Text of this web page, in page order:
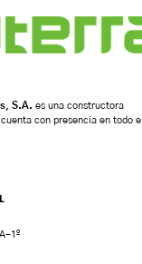
S.A. es una constructora
con presencia en todo el
1º